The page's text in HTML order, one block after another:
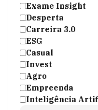
Exame Insight
Desperta
Carreira 3.0
ESG
Casual
Invest
Agro
Empreenda
Inteligência